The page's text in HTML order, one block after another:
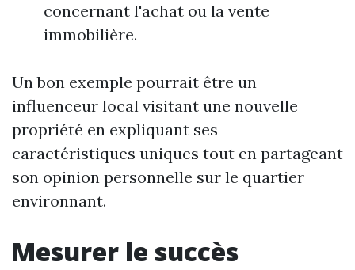
concernant l'achat ou la vente
immobilière.
Un bon exemple pourrait être un
influenceur local visitant une nouvelle
propriété en expliquant ses
caractéristiques uniques tout en partageant
son opinion personnelle sur le quartier
environnant.
Mesurer le succès